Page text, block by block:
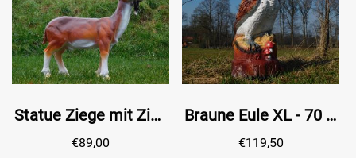
Statue Ziege mit Ziegenbart - 60 cm - Polystone
€89,00
Braune Eule XL - 70 x 40 cm - Polystone
€119,50